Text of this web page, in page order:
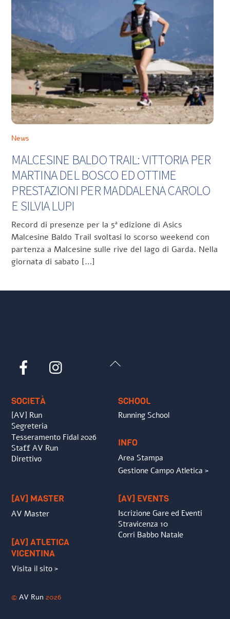
News
MALCESINE BALDO TRAIL: VITTORIA PER
MARTINA DEL BOSCO ED OTTIME
PRESTAZIONI PER MADDALENA CAROLO
E SILVIA LUPI
Record di presenze per la 5ª edizione di Asics
Malcesine Baldo Trail svoltasi lo scorso weekend con
partenza a Malcesine sulle rive del lago di Garda. Nella
giornata di sabato […]
Back
Facebook
SOCIETÀ
[AV] Run
Segreteria
Tesseramento Fidal 2026
Staff AV Run
Direttivo
SCHOOL
Running School
INFO
Area Stampa
Gestione Campo Atletica >
[AV] MASTER
AV Master
[AV] ATLETICA
VICENTINA
Visita il sito >
[AV] EVENTS
Iscrizione Gare ed Eventi
Stravicenza 10
Corri Babbo Natale
©AV Run 2026